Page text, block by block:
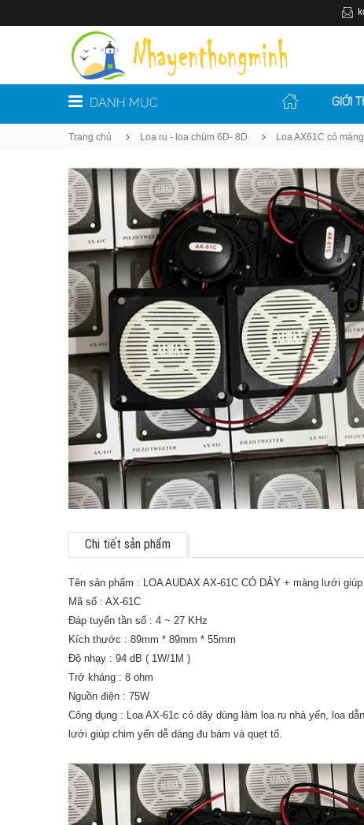
DANH MỤC GIỚI
Trang chủ Loa ru - loa chùm 6D- 8D Loa AX61C có
Chi tiết sản phẩm
Tên sản phẩm : LOA AUDAX AX-61C CÓ DÂY + màng lưới
Mã số : AX-61C
Đáp tuyến tần số : 4 ~ 27 KHz
Kích thước : 89mm * 89mm * 55mm
Độ nhạy : 94 dB ( 1W/1M )
Trở kháng : 8 ohm
Nguồn điện : 75W
Công dụng : Loa AX-61c có dây dùng làm loa ru nhà yến, loa
lưới giúp chim yến dễ dàng đu bám và quẹt tổ.